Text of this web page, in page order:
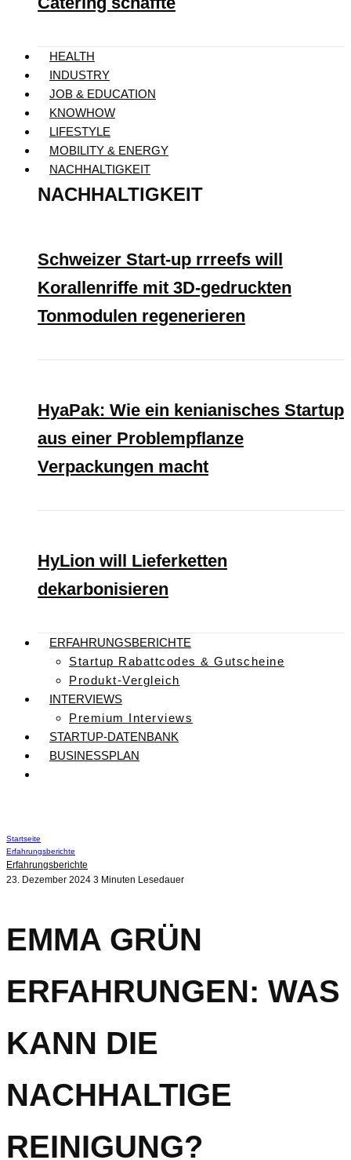
HEALTH
INDUSTRY
JOB & EDUCATION
KNOWHOW
LIFESTYLE
MOBILITY & ENERGY
NACHHALTIGKEIT
NACHHALTIGKEIT
Schweizer Start-up rrreefs will
Korallenriffe mit 3D-gedruckten
Tonmodulen regenerieren
HyaPak: Wie ein kenianisches Startup
aus einer Problempflanze
Verpackungen macht
HyLion will Lieferketten
dekarbonisieren
ERFAHRUNGSBERICHTE
Startup Rabattcodes & Gutscheine
Produkt-Vergleich
INTERVIEWS
Premium Interviews
STARTUP-DATENBANK
BUSINESSPLAN
Startseite
Erfahrungsberichte
Erfahrungsberichte
23. Dezember 2024 3 Minuten Lesedauer
EMMA GRÜN
ERFAHRUNGEN: WAS
KANN DIE
NACHHALTIGE
REINIGUNG?